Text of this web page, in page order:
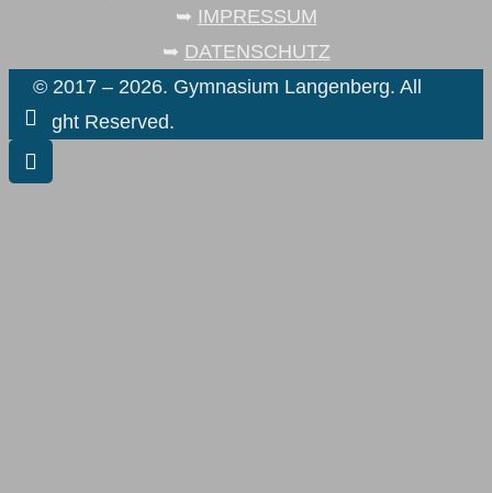
➥ IMPRESSUM
➥ DATENSCHUTZ
© 2017 – 2026. Gymnasium Langenberg. All
Right Reserved.